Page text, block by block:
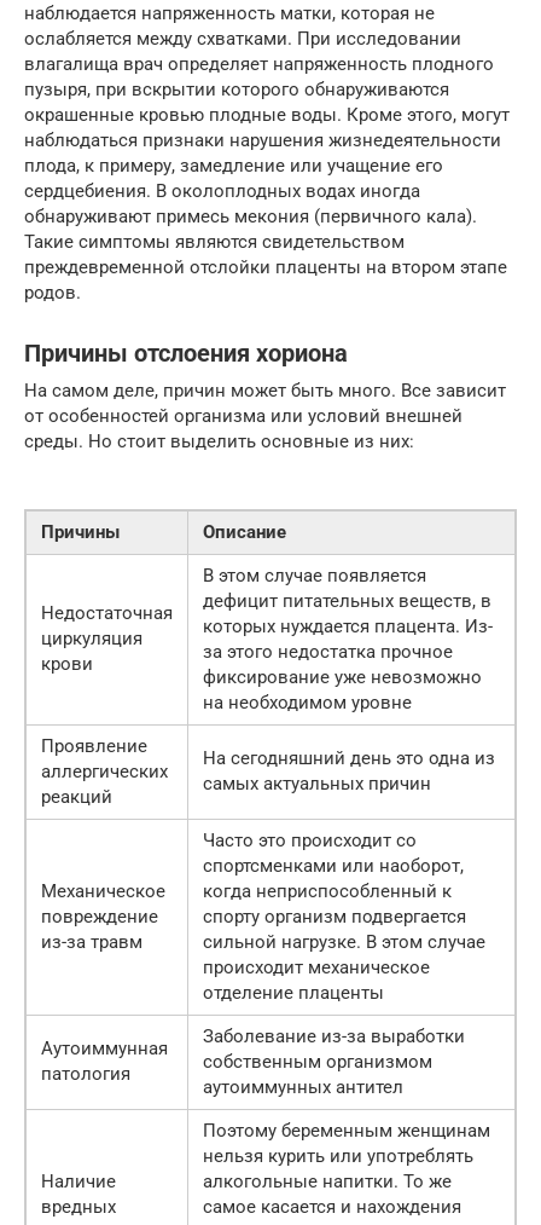
наблюдается напряженность матки, которая не
ослабляется между схватками. При исследовании
влагалища врач определяет напряженность плодного
пузыря, при вскрытии которого обнаруживаются
окрашенные кровью плодные воды. Кроме этого, могут
наблюдаться признаки нарушения жизнедеятельности
плода, к примеру, замедление или учащение его
сердцебиения. В околоплодных водах иногда
обнаруживают примесь мекония (первичного кала).
Такие симптомы являются свидетельством
преждевременной отслойки плаценты на втором этапе
родов.
Причины отслоения хориона
На самом деле, причин может быть много. Все зависит
от особенностей организма или условий внешней
среды. Но стоит выделить основные из них:
Причины Описание
Недостаточная
циркуляция
крови
В этом случае появляется
дефицит питательных веществ, в
которых нуждается плацента. Из-
за этого недостатка прочное
фиксирование уже невозможно
на необходимом уровне
Проявление
аллергических
реакций
На сегодняшний день это одна из
самых актуальных причин
Механическое
повреждение
из-за травм
Часто это происходит со
спортсменками или наоборот,
когда неприспособленный к
спорту организм подвергается
сильной нагрузке. В этом случае
происходит механическое
отделение плаценты
Аутоиммунная
патология
Заболевание из-за выработки
собственным организмом
аутоиммунных антител
Наличие
вредных
Поэтому беременным женщинам
нельзя курить или употреблять
алкогольные напитки. То же
самое касается и нахождения